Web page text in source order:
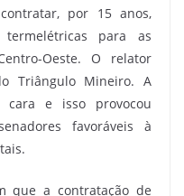
por 15 anos,
para as
Oeste. O relator
Triângulo Mineiro. A
e isso provocou
favoráveis à
que a contratação de